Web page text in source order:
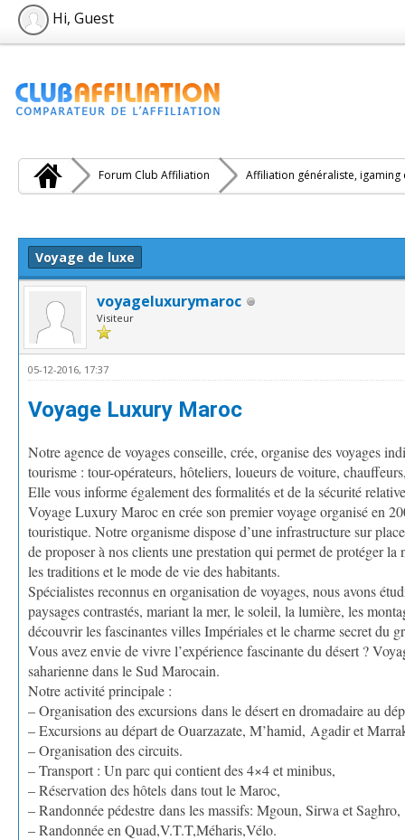
Hi, Guest
Forum Club Affiliation Affiliation généraliste, igaming
Voyage de luxe
voyageluxurymaroc
Visiteur
05-12-2016, 17:37
Voyage Luxury Maroc
Notre agence de voyages conseille, crée, organise des voyages
tourisme : tour-opérateurs, hôteliers, loueurs de voiture,
Elle vous informe également des formalités et de la sécurité
Voyage Luxury Maroc en crée son premier voyage organisé en
touristique. Notre organisme dispose d’une infrastructure sur
de proposer à nos clients une prestation qui permet de protéger
les traditions et le mode de vie des habitants.
Spécialistes reconnus en organisation de voyages, nous avons
paysages contrastés, mariant la mer, le soleil, la lumière, les
découvrir les fascinantes villes Impériales et le charme secret du
Vous avez envie de vivre l’expérience fascinante du désert ?
saharienne dans le Sud Marocain.
Notre activité principale :
– Organisation des excursions dans le désert en dromadaire au
– Excursions au départ de Ouarzazate, M’hamid, Agadir et
– Organisation des circuits.
– Transport : Un parc qui contient des 4×4 et minibus,
– Réservation des hôtels dans tout le Maroc,
– Randonnée pédestre dans les massifs: Mgoun, Sirwa et Saghro,
– Randonnée en Quad,V.T.T,Méharis,Vélo.